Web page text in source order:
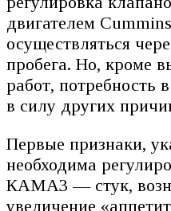
двигателем
осуществляться
пробега. Но, кроме
работ, потребность
в силу других
Первые признаки,
необходима
КАМАЗ — стук,
увеличение